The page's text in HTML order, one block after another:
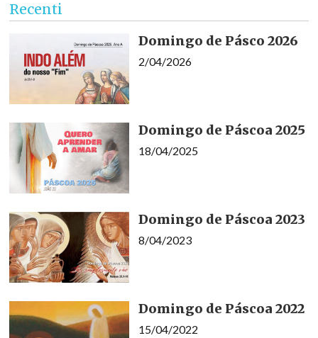
Recenti
Domingo de Pásco 2026
2/04/2026
Domingo de Páscoa 2025
18/04/2025
Domingo de Páscoa 2023
8/04/2023
Domingo de Páscoa 2022
15/04/2022